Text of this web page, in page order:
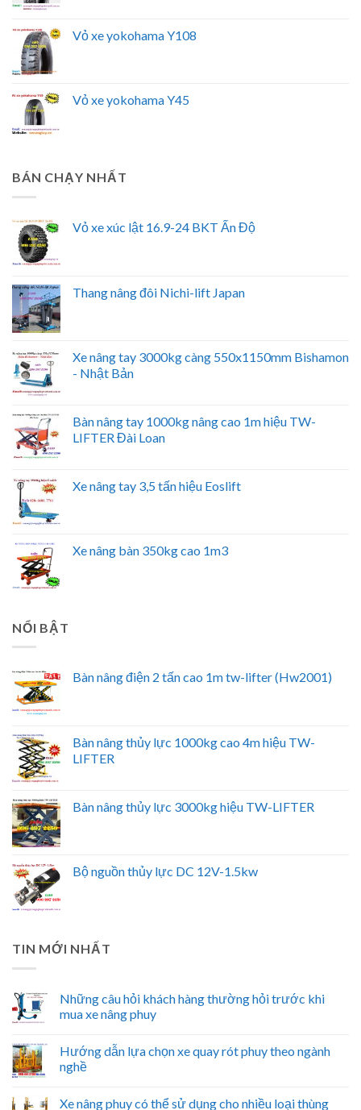
Vỏ xe yokohama Y108
Vỏ xe yokohama Y45
BÁN CHẠY NHẤT
Vỏ xe xúc lật 16.9-24 BKT Ấn Độ
Thang nâng đôi Nichi-lift Japan
Xe nâng tay 3000kg càng 550x1150mm Bishamon
- Nhật Bản
Bàn nâng tay 1000kg nâng cao 1m hiệu TW-
LIFTER Đài Loan
Xe nâng tay 3,5 tấn hiệu Eoslift
Xe nâng bàn 350kg cao 1m3
NỔI BẬT
Bàn nâng điện 2 tấn cao 1m tw-lifter (Hw2001)
Bàn nâng thủy lực 1000kg cao 4m hiệu TW-
LIFTER
Bàn nâng thủy lực 3000kg hiệu TW-LIFTER
Bộ nguồn thủy lực DC 12V-1.5kw
TIN MỚI NHẤT
Những câu hỏi khách hàng thường hỏi trước khi
mua xe nâng phuy
Hướng dẫn lựa chọn xe quay rót phuy theo ngành
nghề
Xe nâng phuy có thể sử dụng cho nhiều loại thùng